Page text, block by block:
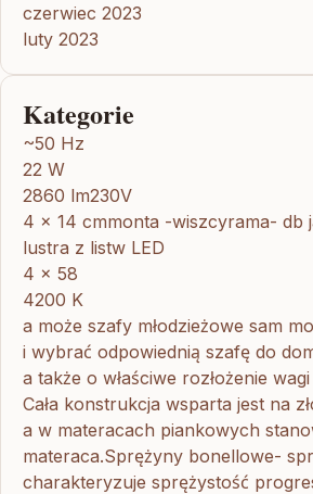
czerwiec 2023
luty 2023
Kategorie
~50 Hz
22 W
2860 lm230V
4 x 14 cmmonta -wiszcyrama- db
lustra z listw LED
4 x 58
4200 K
a może szafy młodzieżowe sam
i wybrać odpowiednią szafę do
a także o właściwe rozłożenie
Cała konstrukcja wsparta jest na
a w materacach piankowych
materaca.Sprężyny bonellowe-
charakteryzuje sprężystość